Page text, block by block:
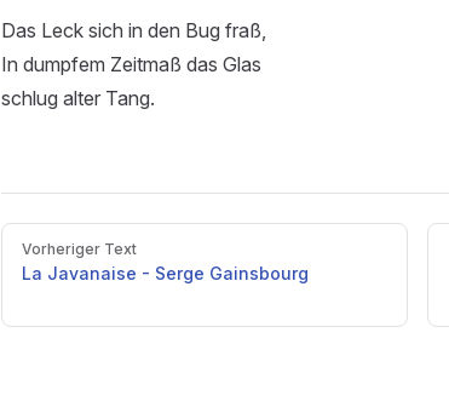
Das Leck sich in den Bug fraß,
In dumpfem Zeitmaß das Glas
schlug alter Tang.
PagerVorheriger Text
La Javanaise - Serge Gainsbourg